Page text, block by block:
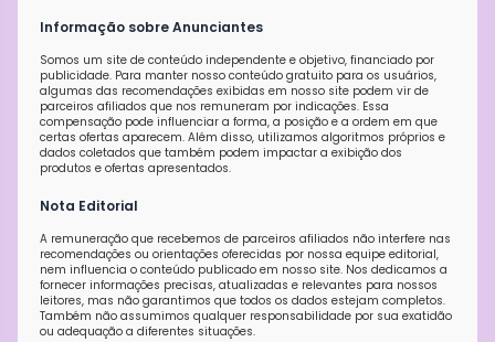
Informação sobre Anunciantes
Somos um site de conteúdo independente e objetivo, financiado por
publicidade. Para manter nosso conteúdo gratuito para os usuários,
algumas das recomendações exibidas em nosso site podem vir de
parceiros afiliados que nos remuneram por indicações. Essa
compensação pode influenciar a forma, a posição e a ordem em que
certas ofertas aparecem. Além disso, utilizamos algoritmos próprios e
dados coletados que também podem impactar a exibição dos
produtos e ofertas apresentados.
Nota Editorial
A remuneração que recebemos de parceiros afiliados não interfere nas
recomendações ou orientações oferecidas por nossa equipe editorial,
nem influencia o conteúdo publicado em nosso site. Nos dedicamos a
fornecer informações precisas, atualizadas e relevantes para nossos
leitores, mas não garantimos que todos os dados estejam completos.
Também não assumimos qualquer responsabilidade por sua exatidão
ou adequação a diferentes situações.